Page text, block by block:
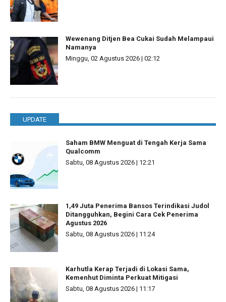
Wewenang Ditjen Bea Cukai Sudah Melampaui
Namanya
Minggu, 02 Agustus 2026 | 02:12
UPDATE
Saham BMW Menguat di Tengah Kerja Sama
Qualcomm
Sabtu, 08 Agustus 2026 | 12:21
1,49 Juta Penerima Bansos Terindikasi Judol
Ditangguhkan, Begini Cara Cek Penerima
Agustus 2026
Sabtu, 08 Agustus 2026 | 11:24
Karhutla Kerap Terjadi di Lokasi Sama,
Kemenhut Diminta Perkuat Mitigasi
Sabtu, 08 Agustus 2026 | 11:17